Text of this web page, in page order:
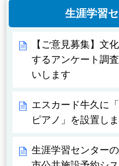
生涯学習
【ご意見募集】文
するアンケート調
いします
エスカード牛久に
ピアノ」を設置し
生涯学習センター